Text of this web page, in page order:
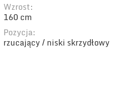
Wzrost:
160 cm
Pozycja:
rzucający / niski skrzydłowy